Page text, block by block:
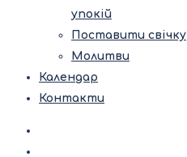
упокій
Поставити свічку
Молитви
Календар
Контакти